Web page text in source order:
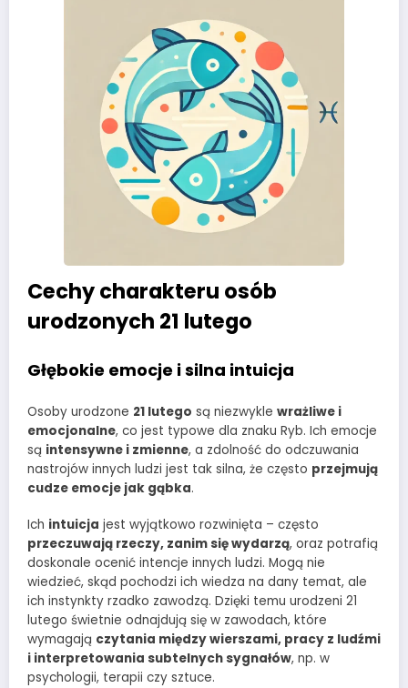
Cechy charakteru osób
urodzonych 21 lutego
Głębokie emocje i silna intuicja
Osoby urodzone 21 lutego są niezwykle wrażliwe i
emocjonalne, co jest typowe dla znaku Ryb. Ich emocje
są intensywne i zmienne, a zdolność do odczuwania
nastrojów innych ludzi jest tak silna, że często przejmują
cudze emocje jak gąbka.
Ich intuicja jest wyjątkowo rozwinięta – często
przeczuwają rzeczy, zanim się wydarzą, oraz potrafią
doskonale ocenić intencje innych ludzi. Mogą nie
wiedzieć, skąd pochodzi ich wiedza na dany temat, ale
ich instynkty rzadko zawodzą. Dzięki temu urodzeni 21
lutego świetnie odnajdują się w zawodach, które
wymagają czytania między wierszami, pracy z ludźmi
i interpretowania subtelnych sygnałów, np. w
psychologii, terapii czy sztuce.